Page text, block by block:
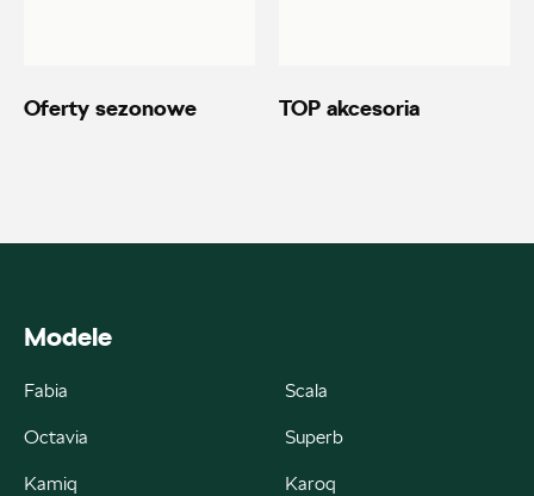
Oferty sezonowe TOP akcesoria
ul. Krakowska 283, Kielce
czesci@autorudkielce.pl
Modele
Fabia Scala
Octavia Superb
Kamiq Karoq